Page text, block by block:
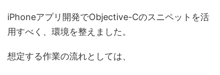
iPhoneアプリ開発でObjective-Cのスニペットを活
用すべく、環境を整えました。
想定する作業の流れとしては、